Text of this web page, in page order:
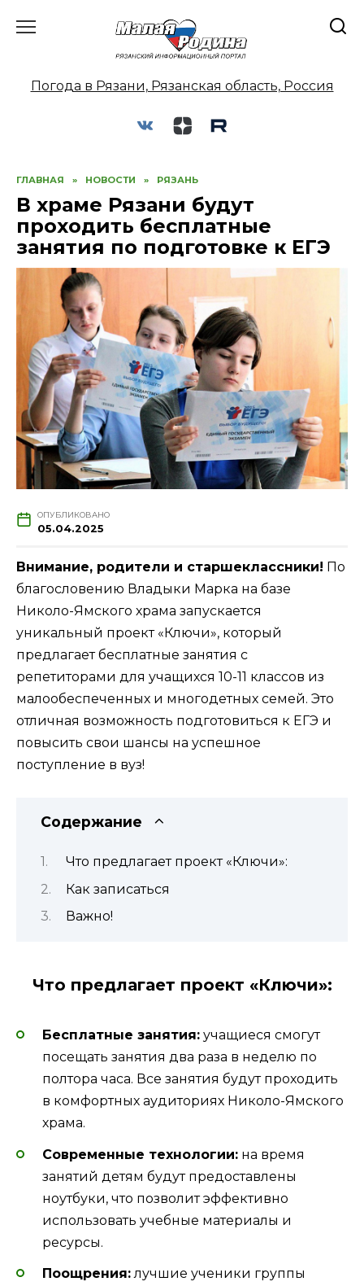
Погода в Рязани, Рязанская область, Россия
ГЛАВНАЯ » НОВОСТИ » РЯЗАНЬ
В храме Рязани будут
проходить бесплатные
занятия по подготовке к ЕГЭ
ОПУБЛИКОВАНО
05.04.2025
Внимание, родители и старшеклассники! По
благословению Владыки Марка на базе
Николо-Ямского храма запускается
уникальный проект «Ключи», который
предлагает бесплатные занятия с
репетиторами для учащихся 10-11 классов из
малообеспеченных и многодетных семей. Это
отличная возможность подготовиться к ЕГЭ и
повысить свои шансы на успешное
поступление в вуз!
Содержание
Что предлагает проект «Ключи»:
Как записаться
Важно!
Что предлагает проект «Ключи»:
Бесплатные занятия: учащиеся смогут
посещать занятия два раза в неделю по
полтора часа. Все занятия будут проходить
в комфортных аудиториях Николо-Ямского
храма.
Современные технологии: на время
занятий детям будут предоставлены
ноутбуки, что позволит эффективно
использовать учебные материалы и
ресурсы.
Поощрения: лучшие ученики группы